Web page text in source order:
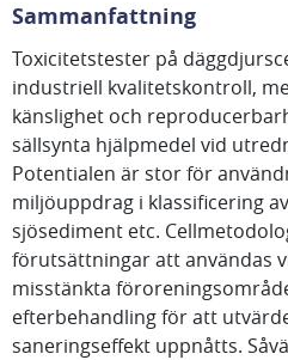
Sammanfattning
Toxicitetstester på
industriell kvalitetskontroll,
känslighet och
sällsynta hjälpmedel vid
Potentialen är stor för
miljöuppdrag i klassificering
sjösediment etc.
förutsättningar att användas
misstänkta
efterbehandling för att
saneringseffekt uppnåtts.